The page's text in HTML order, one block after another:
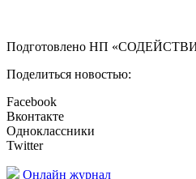
Подготовлено НП
Поделиться новостью:
Facebook
Вконтакте
Одноклассники
Twitter
Онлайн журнал